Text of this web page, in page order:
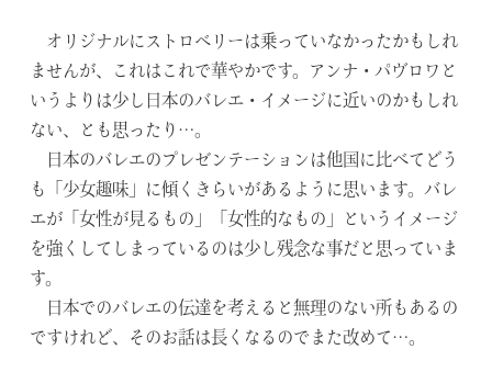
オリジナルにストロベリーは乗っていなかったかもしれ
ませんが、これはこれで華やかです。アンナ・パヴロワと
いうよりは少し日本のバレエ・イメージに近いのかもしれ
ない、とも思ったり…。
日本のバレエのプレゼンテーションは他国に比べてどう
も「少女趣味」に傾くきらいがあるように思います。バレ
エが「女性が見るもの」「女性的なもの」というイメージ
を強くしてしまっているのは少し残念な事だと思っていま
す。
日本でのバレエの伝達を考えると無理のない所もあるの
ですけれど、そのお話は長くなるのでまた改めて…。